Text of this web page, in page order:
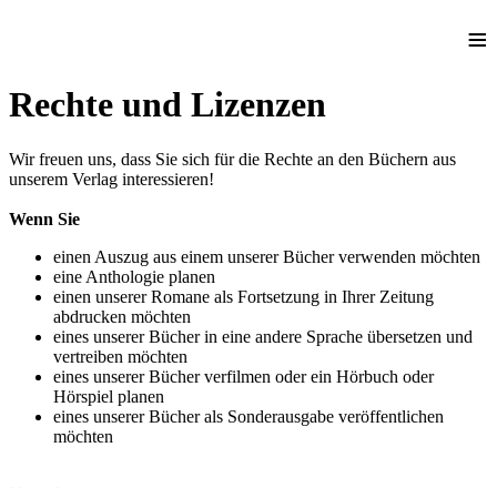
≡
Rechte und Lizenzen
Wir freuen uns, dass Sie sich für die Rechte an den Büchern aus
unserem Verlag interessieren!
Wenn Sie
einen Auszug aus einem unserer Bücher verwenden möchten
eine Anthologie planen
einen unserer Romane als Fortsetzung in Ihrer Zeitung
abdrucken möchten
eines unserer Bücher in eine andere Sprache übersetzen und
vertreiben möchten
eines unserer Bücher verfilmen oder ein Hörbuch oder
Hörspiel planen
eines unserer Bücher als Sonderausgabe veröffentlichen
möchten